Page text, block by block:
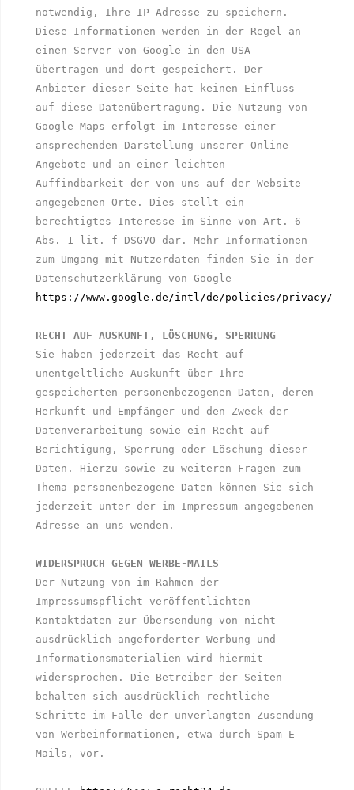
notwendig, Ihre IP Adresse zu speichern.
Diese Informationen werden in der Regel an
einen Server von Google in den USA
übertragen und dort gespeichert. Der
Anbieter dieser Seite hat keinen Einfluss
auf diese Datenübertragung. Die Nutzung von
Google Maps erfolgt im Interesse einer
ansprechenden Darstellung unserer Online-
Angebote und an einer leichten
Auffindbarkeit der von uns auf der Website
angegebenen Orte. Dies stellt ein
berechtigtes Interesse im Sinne von Art. 6
Abs. 1 lit. f DSGVO dar. Mehr Informationen
zum Umgang mit Nutzerdaten finden Sie in der
https://www.google.de/intl/de/policies/privacy/
RECHT AUF AUSKUNFT, LÖSCHUNG, SPERRUNG
Sie haben jederzeit das Recht auf
unentgeltliche Auskunft über Ihre
gespeicherten personenbezogenen Daten, deren
Herkunft und Empfänger und den Zweck der
Datenverarbeitung sowie ein Recht auf
Berichtigung, Sperrung oder Löschung dieser
Daten. Hierzu sowie zu weiteren Fragen zum
Thema personenbezogene Daten können Sie sich
jederzeit unter der im Impressum angegebenen
Adresse an uns wenden.
WIDERSPRUCH GEGEN WERBE-MAILS
Der Nutzung von im Rahmen der
Impressumspflicht veröffentlichten
Kontaktdaten zur Übersendung von nicht
ausdrücklich angeforderter Werbung und
Informationsmaterialien wird hiermit
widersprochen. Die Betreiber der Seiten
behalten sich ausdrücklich rechtliche
Schritte im Falle der unverlangten Zusendung
von Werbeinformationen, etwa durch Spam-E-
Mails, vor.